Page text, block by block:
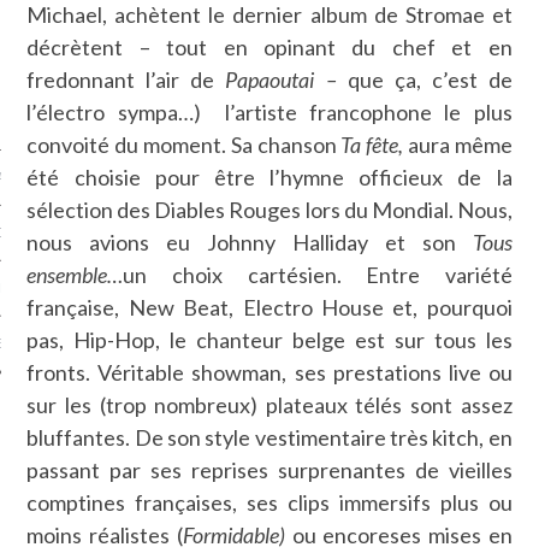
CARAVELLE
PODCAST
SUIVEZ-NOUS
Michael, achètent le dernier album de Stromae et
décrètent – tout en opinant du chef et en
fredonnant l’air de Papaoutai – que ça, c’est de
l’électro sympa…) l’artiste francophone le plus
convoité du moment. Sa chanson Ta fête, aura même
été choisie pour être l’hymne officieux de la
sélection des Diables Rouges lors du Mondial. Nous,
nous avions eu Johnny Halliday et son Tous
ensemble…un choix cartésien. Entre variété
française, New Beat, Electro House et, pourquoi
pas, Hip-Hop, le chanteur belge est sur tous les
fronts. Véritable showman, ses prestations live ou
sur les (trop nombreux) plateaux télés sont assez
bluffantes. De son style vestimentaire très kitch, en
passant par ses reprises surprenantes de vieilles
comptines françaises, ses clips immersifs plus ou
moins réalistes (Formidable) ou encoreses mises en